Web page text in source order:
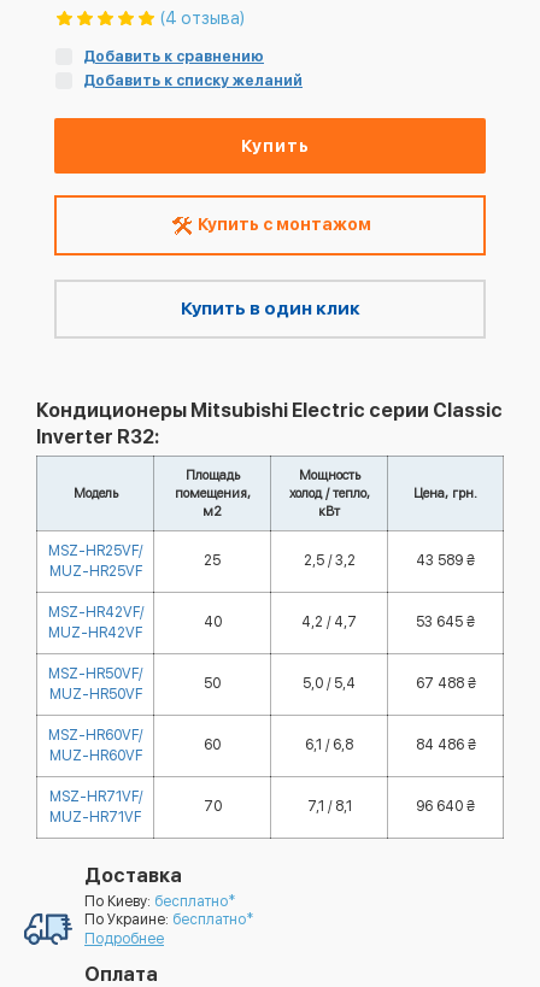
(4 отзыва)
Добавить к сравнению
Добавить к списку желаний
Купить
Купить с монтажом
Купить в один клик
Кондиционеры Mitsubishi Electric серии Classic
Inverter R32:
Модель
Площадь
помещения,
м2
Мощность
холод / тепло,
кВт
Цена, грн.
MSZ-HR25VF/
MUZ-HR25VF
25 2,5 / 3,2 43 589 ₴
MSZ-HR42VF/
MUZ-HR42VF
40 4,2 / 4,7 53 645 ₴
MSZ-HR50VF/
MUZ-HR50VF
50 5,0 / 5,4 67 488 ₴
MSZ-HR60VF/
MUZ-HR60VF
60 6,1 / 6,8 84 486 ₴
MSZ-HR71VF/
MUZ-HR71VF
70 7,1 / 8,1 96 640 ₴
Доставка
По Киеву: бесплатно*
По Украине: бесплатно*
Подробнее
Оплата